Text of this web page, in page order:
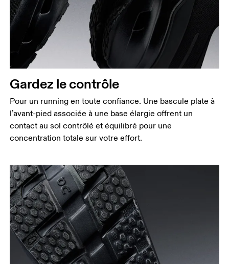
Gardez le contrôle
Pour un running en toute confiance. Une bascule plate à
l’avant-pied associée à une base élargie offrent un
contact au sol contrôlé et équilibré pour une
concentration totale sur votre effort.